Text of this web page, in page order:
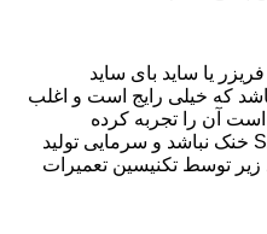
یا ساید بای ساید
که خیلی رایج است و اغلب
آن را تجربه کرده
باشند.زمانی که یخچال SAMSUNG خنک نباشد و سرمایی تولید
زیر توسط تکنیسین تعمیرات